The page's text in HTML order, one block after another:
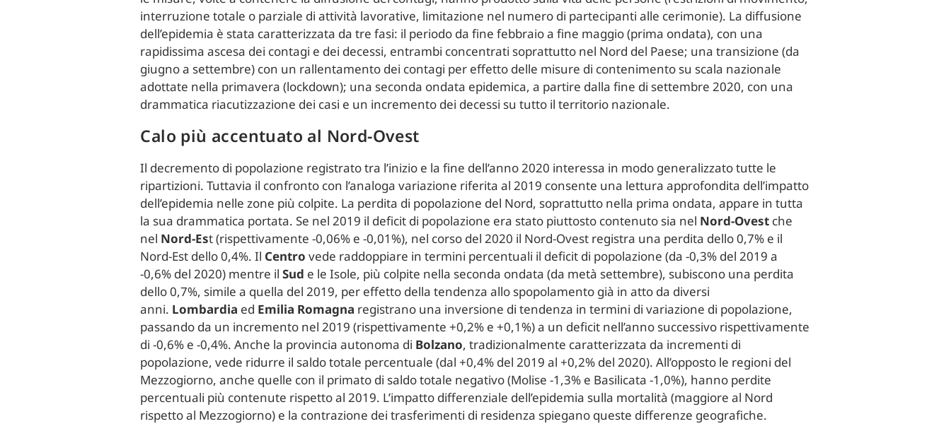
interruzione totale o parziale di attività lavorative, limitazione nel numero di partecipanti alle cerimonie). La diffusione
dell’epidemia è stata caratterizzata da tre fasi: il periodo da fine febbraio a fine maggio (prima ondata), con una
rapidissima ascesa dei contagi e dei decessi, entrambi concentrati soprattutto nel Nord del Paese; una transizione (da
giugno a settembre) con un rallentamento dei contagi per effetto delle misure di contenimento su scala nazionale
adottate nella primavera (lockdown); una seconda ondata epidemica, a partire dalla fine di settembre 2020, con una
drammatica riacutizzazione dei casi e un incremento dei decessi su tutto il territorio nazionale.
Calo più accentuato al Nord-Ovest
Il decremento di popolazione registrato tra l’inizio e la fine dell’anno 2020 interessa in modo generalizzato tutte le
ripartizioni. Tuttavia il confronto con l’analoga variazione riferita al 2019 consente una lettura approfondita dell’impatto
dell’epidemia nelle zone più colpite. La perdita di popolazione del Nord, soprattutto nella prima ondata, appare in tutta
la sua drammatica portata. Se nel 2019 il deficit di popolazione era stato piuttosto contenuto sia nel Nord-Ovest che
nel Nord-Est (rispettivamente -0,06% e -0,01%), nel corso del 2020 il Nord-Ovest registra una perdita dello 0,7% e il
Nord-Est dello 0,4%. Il Centrovede raddoppiare in termini percentuali il deficit di popolazione (da -0,3% del 2019 a
-0,6% del 2020) mentre ilSud e le Isole, più colpite nella seconda ondata (da metà settembre), subiscono una perdita
dello 0,7%, simile a quella del 2019, per effetto della tendenza allo spopolamento già in atto da diversi
anni. Lombardia ed Emilia Romagna registrano una inversione di tendenza in termini di variazione di popolazione,
passando da un incremento nel 2019 (rispettivamente +0,2% e +0,1%) a un deficit nell’anno successivo rispettivamente
di -0,6% e -0,4%. Anche la provincia autonoma di Bolzano, tradizionalmente caratterizzata da incrementi di
popolazione, vede ridurre il saldo totale percentuale (dal +0,4% del 2019 al +0,2% del 2020). All’opposto le regioni del
Mezzogiorno, anche quelle con il primato di saldo totale negativo (Molise -1,3% e Basilicata -1,0%), hanno perdite
percentuali più contenute rispetto al 2019. L’impatto differenziale dell’epidemia sulla mortalità (maggiore al Nord
rispetto al Mezzogiorno) e la contrazione dei trasferimenti di residenza spiegano queste differenze geografiche.